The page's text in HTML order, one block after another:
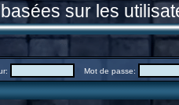
sur les
Mot de passe: